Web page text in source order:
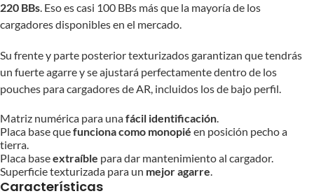
220 BBs. Eso es casi 100 BBs más que la mayoría de los
cargadores disponibles en el mercado.
Su frente y parte posterior texturizados garantizan que tendrás
un fuerte agarre y se ajustará perfectamente dentro de los
pouches para cargadores de AR, incluidos los de bajo perfil.
Matriz numérica para unafácil identificación.
Placa base quefunciona como monopié en posición pecho a
tierra.
Placa baseextraíble para dar mantenimiento al cargador.
Superficie texturizada para un mejor agarre.
Características